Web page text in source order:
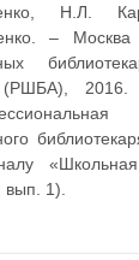
Н.Л.
–
(РШБА),
«Школьная
1).